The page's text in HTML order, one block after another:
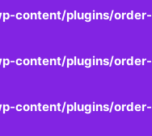
content/plugins/order-
content/plugins/order-
content/plugins/order-